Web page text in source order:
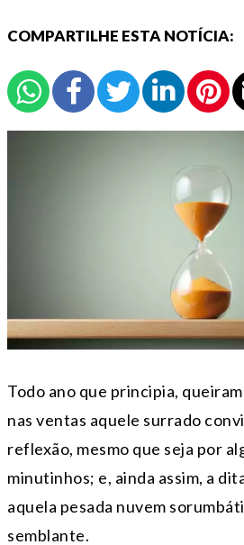
COMPARTILHE ESTA NOTÍCIA:
Todo ano que principia,
nas ventas aquele surrado
reflexão, mesmo que seja por
minutinhos; e, ainda assim, a
aquela pesada nuvem
semblante.